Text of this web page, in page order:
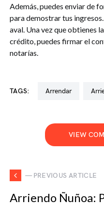
Además, puedes enviar de
para demostrar tus
aval. Una vez que obtienes
crédito, puedes firmar el
notarías.
TAGS: arrendar
VIEW
— PREVIOUS ARTICLE
Arriendo Ñuñoa: